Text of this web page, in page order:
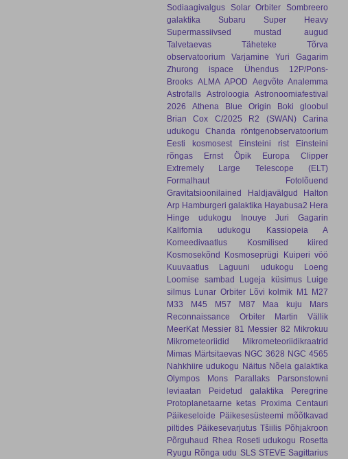
Sodiaagivalgus Solar Orbiter Sombreero
galaktika
Subaru
Super Heavy
Supermassiivsed mustad augud
Talvetaevas
Täheteke
Tõrva
observatoorium
Varjamine
Yuri Gagarim
Zhurong
ispace Ühendus
12P/Pons-
Brooks ALMA APOD Aegvõte Analemma
Astrofalls Astroloogia
Astronoomiafestival
2026
Athena Blue Origin
Boki gloobul
Brian Cox
C/2025 R2 (SWAN)
Carina
udukogu
Chanda röntgenobservatoorium
Eesti kosmosest
Einsteini rist
Einsteini
rõngas
Ernst Öpik
Europa Clipper
Extremely Large Telescope (ELT)
Formalhaut
Fotolõuend
Gravitatsioonilained
Haldjavälgud
Halton
Arp Hamburgeri galaktika Hayabusa2 Hera
Hinge udukogu
Inouye
Juri Gagarin
Kalifornia udukogu
Kassiopeia A
Komeedivaatlus
Kosmilised kiired
Kosmosekõnd Kosmoseprügi
Kuiperi vöö
Kuuvaatlus
Laguuni udukogu
Loeng
Loomise sambad
Lugeja küsimus
Luige
silmus Lunar Orbiter Lõvi kolmik M1
M27
M33
M45 M57 M87 Maa kuju
Mars
Reconnaissance Orbiter
Martin Vällik
MeerKat Messier 81 Messier 82 Mikrokuu
Mikrometeoriidid
Mikrometeoriidikraatrid
Mimas Märtsitaevas NGC 3628 NGC 4565
Nahkhiire udukogu Näitus Nõela galaktika
Olympos Mons
Parallaks
Parsonstowni
leviaatan
Peidetud galaktika
Peregrine
Protoplanetaarne ketas Proxima Centauri
Päikeseloide Päikesesüsteemi mõõtkavad
piltides Päikesevarjutus Tšiilis Põhjakroon
Põrguhaud Rhea Roseti udukogu Rosetta
Ryugu Rõnga udu SLS STEVE Sagittarius